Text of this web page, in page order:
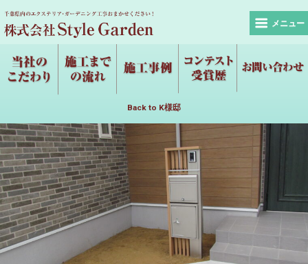
メニュー
Back to K様邸